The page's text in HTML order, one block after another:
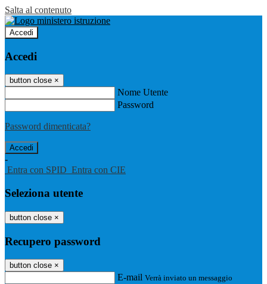
Salta al contenuto
Accedi
Accedi
button close ×
Nome Utente
Password
Password dimenticata?
-
Entra con SPID Entra con CIE
Seleziona utente
button close ×
Recupero password
button close ×
E-mail Verrà inviato un messaggio